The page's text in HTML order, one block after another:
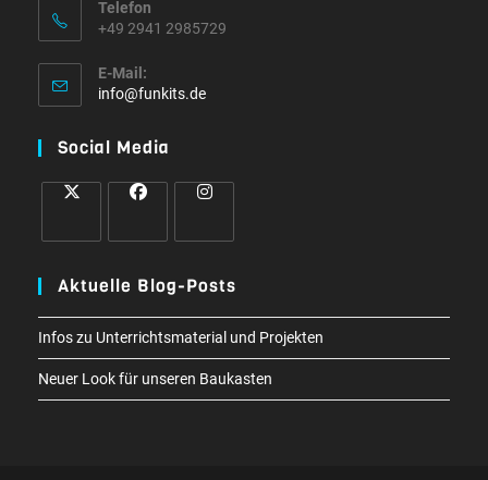
Telefon
+49 2941 2985729
E-Mail:
info@funkits.de
Social Media
Aktuelle Blog-Posts
Infos zu Unterrichtsmaterial und Projekten
Neuer Look für unseren Baukasten